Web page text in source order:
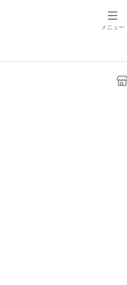
メニュー